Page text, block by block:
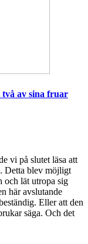
av sina fruar
vi på slutet läsa att
Detta blev möjligt
och lät utropa sig
här avslutande
Eller att den
säga. Och det